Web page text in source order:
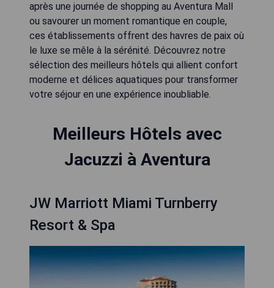
après une journée de shopping au Aventura Mall
ou savourer un moment romantique en couple,
ces établissements offrent des havres de paix où
le luxe se mêle à la sérénité. Découvrez notre
sélection des meilleurs hôtels qui allient confort
moderne et délices aquatiques pour transformer
votre séjour en une expérience inoubliable.
Meilleurs Hôtels avec
Jacuzzi à Aventura
JW Marriott Miami Turnberry
Resort & Spa